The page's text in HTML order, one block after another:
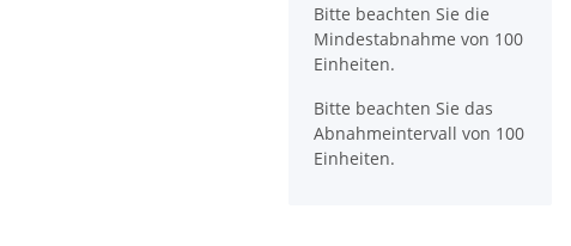
Bitte beachten Sie die
Mindestabnahme von 100
Einheiten.
Bitte beachten Sie das
Abnahmeintervall von 100
Einheiten.